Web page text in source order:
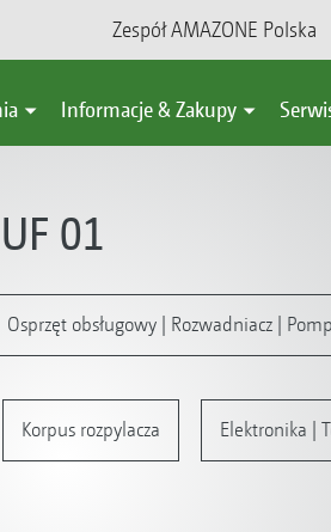
Zespół AMAZONE Polska
Informacje & Zakupy
01
Osprzęt obsługowy | Rozwadniacz |
Korpus rozpylacza Elektronika |